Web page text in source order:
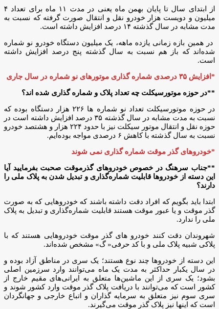
از ابتدای سال تا پایان بهمن ماه یعنی در مدت ۱۱ ماه برای تعداد ۴
میلیون و دویست هزار خودرو نقل و انتقال صورت گرفته که نسبت به
مدت مشابه در سال گذشته ۱۴ درصد افزایش داشته است.
در همین بازه زمانی یازده ماهه، یک میلیون دستگاه خودرو نو شماره
شده‌اند که باز هم نسبت به سال گذشته پنج درصد افزایش داشته
است.
*افزایش ۳۵ درصدی شماره گذاری موتورهای نو شماره در سال جاری
**در حوزه موتورسیکلت چه تعداد پلاک و شماره گذاری شده اند؟
در حوزه موتورسیکلت تعداد نو شماره ها ۲۲۶ هزار دستگاه بوده که
نسبت به مدت مشابه در سال گذشته ۳۵ درصد افزایش داشته است در
حوزه نقل و انتقال موتور سیکلت نیز با حدود ۲۲۴ هزار و هشتصد خودرو
نسبت به سال گذشته با کاهش ۶ درصدی مواجه بوده‌ایم.
*خودروهای گذر موقت شماره گذاری نمی شوند
**جناب سرهنگ در خصوص خودروهای گذرموقت صحبت بفرمایید آیا
این دسته از خودروها قابلیت شماره‌گذاری و تبدیل شدن به پلاک ملی را
دارند؟
ابتدا باید بگویم که افراد دقت داشته باشند که خودروهایی که به صورت
گذر موقت و یا عبور موقت هستند قابلیت شماره‌گذاری و تبدیل به پلاک
ملی را ندارد.
شهروندان دقت کنند خودرو های گذر موقت خودروهایی هستند که با
پلاکی شبیه پلاک ملی و با کد حرفی« گ» مشخص شده‌اند.
این دسته از خودروها چند نوع هستند؛ یک سری در مناطق آزاد بوده و
در سال یکبار حداکثر به مدت یک ماه می‌توانند وارد سرزمین اصلی
بشود؛ یک سری از این ماشین‌ها متعلق به ایرانی‌های مقیم خارج از
کشور است که می‌توانند با دریافت پلاک گذر موقت وارد کشور شوند و
سری سوم نیز متعلق به سرمایه گذاران و اتباع خارجی و جهانگردان
است که اینها نیز پلاک گذر موقت می‌گیرند.